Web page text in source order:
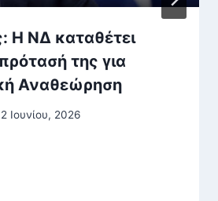
Η ΝΔ καταθέτει
της για
Αναθεώρηση
2 Ιουνίου, 2026